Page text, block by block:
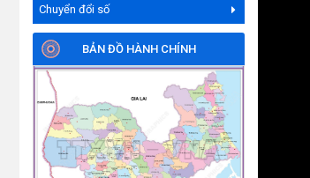
Chuyển đổi số
BẢN ĐỒ HÀNH CHÍNH